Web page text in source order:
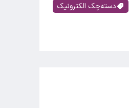
دسته‌چک الکترونیک